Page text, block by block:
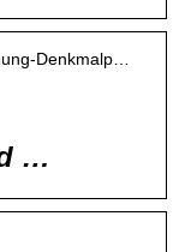
Denkmalp…
…